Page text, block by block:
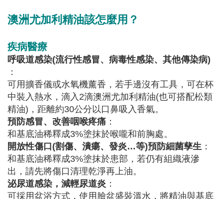
澳洲尤加利精油該怎麼用？
疾病醫療
呼吸道感染(流行性感冒 、病毒性感染、其他傳染病)
：
可用擴香儀或水氧機薰香，若手邊沒有工具，可在杯
中裝入熱水，滴入2滴澳洲尤加利精油(也可搭配松類
精油)，距離約30公分以口鼻吸入香氣。
預防感冒、改善咽喉疼痛 ：
和基底油稀釋成3%塗抹於喉嚨和前胸處。
開放性傷口 (割傷、潰瘍、 發炎…等)預防細菌孳生 ：
和基底油稀釋成3%塗抹於患部，若仍有組織液滲
出，請先將傷口清理乾淨再上油。
泌尿道感染， 減輕尿道炎 ：
可採用盆浴方式，使用臉盆盛裝溫水，將精油與基底